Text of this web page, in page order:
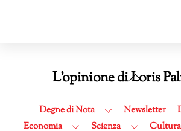
Back
Top
L'opinione di Loris
Degne di Nota Newsletter
Economia
Scienza Cultura